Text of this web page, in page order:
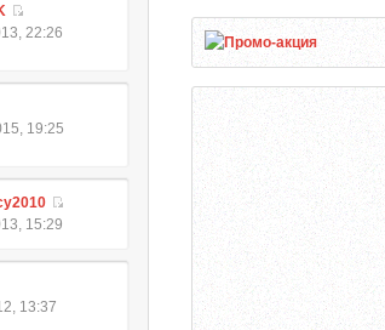
22:26
19:25
15:29
13:37